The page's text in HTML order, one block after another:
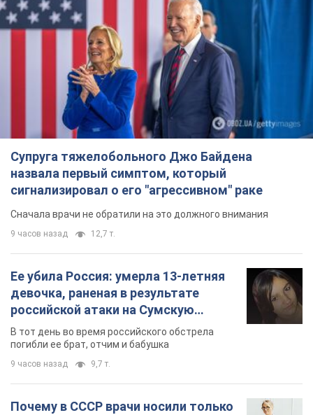
Супруга тяжелобольного Джо Байдена
назвала первый симптом, который
сигнализировал о его "агрессивном" раке
Сначала врачи не обратили на это должного внимания
9 часов назад 12,7 т.
Ее убила Россия: умерла 13-летняя
девочка, раненая в результате
российской атаки на Сумскую
область. Фото
В тот день во время российского обстрела
погибли ее брат, отчим и бабушка
9 часов назад 9,7 т.
Почему в СССР врачи носили только